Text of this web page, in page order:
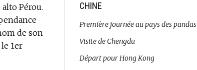
Pérou.
de son
1er
CHINE
Première journée au pays des pandas
Visite de Chengdu
Départ pour Hong Kong